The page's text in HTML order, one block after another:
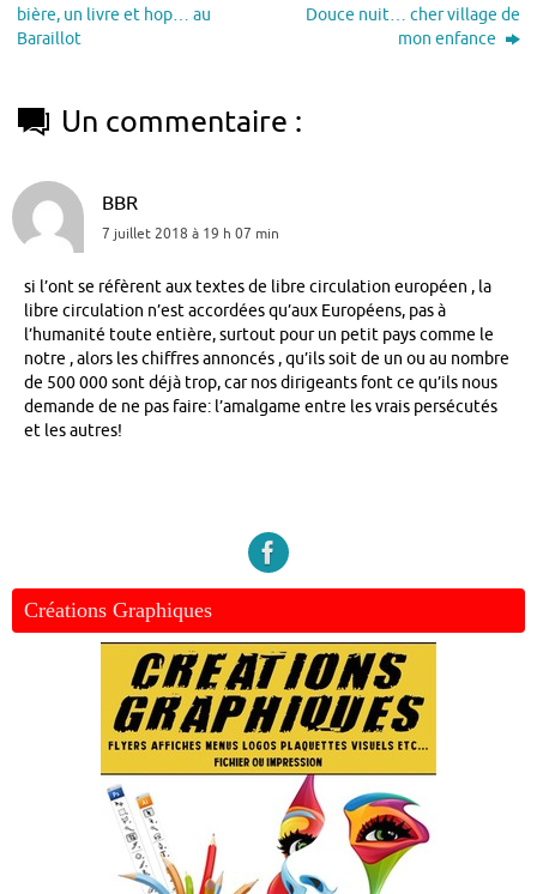
bière, un livre et hop… au
Baraillot
Douce nuit… cher village de
mon enfance
Un commentaire :
BBR
7 juillet 2018 à 19 h 07 min
si l’ont se réfèrent aux textes de libre circulation européen , la
libre circulation n’est accordées qu’aux Européens, pas à
l’humanité toute entière, surtout pour un petit pays comme le
notre , alors les chiffres annoncés , qu’ils soit de un ou au nombre
de 500 000 sont déjà trop, car nos dirigeants font ce qu’ils nous
demande de ne pas faire: l’amalgame entre les vrais persécutés
et les autres!
Créations Graphiques